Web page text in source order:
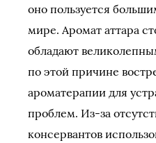
оно пользуется
мире. Аромат аттара
обладают
по этой причине
ароматерапии для
проблем. Из-за
консервантов